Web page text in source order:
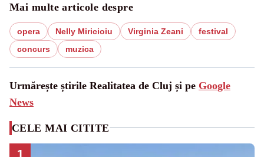
Mai multe articole despre
opera Nelly Miricioiu Virginia Zeani
festival
concurs
muzica
Urmărește știrile Realitatea de Cluj și pe Google
News
CELE MAI CITITE
1